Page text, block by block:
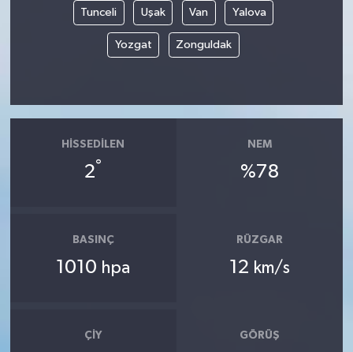
Tunceli Uşak Van Yalova
Yozgat Zonguldak
HISSEDILEN
2°
NEM
%78
BASINÇ
1010 hpa
RÜZGAR
12 km/s
ÇIY GÖRÜŞ